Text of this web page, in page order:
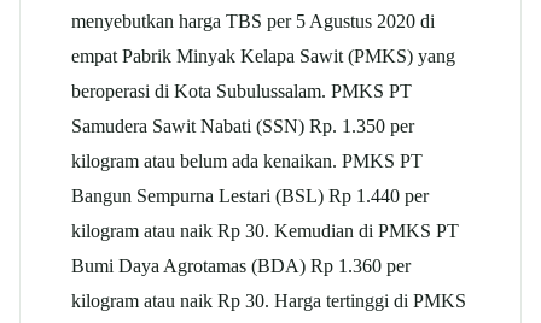
menyebutkan harga TBS per 5 Agustus 2020 di
empat Pabrik Minyak Kelapa Sawit (PMKS) yang
beroperasi di Kota Subulussalam. PMKS PT
Samudera Sawit Nabati (SSN) Rp. 1.350 per
kilogram atau belum ada kenaikan. PMKS PT
Bangun Sempurna Lestari (BSL) Rp 1.440 per
kilogram atau naik Rp 30. Kemudian di PMKS PT
Bumi Daya Agrotamas (BDA) Rp 1.360 per
kilogram atau naik Rp 30. Harga tertinggi di PMKS